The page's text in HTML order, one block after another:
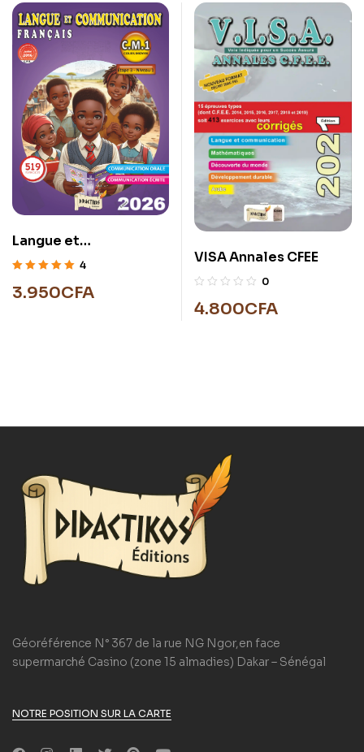
Langue et
communication C.M.1
5
4
3.950CFA
VISA Annales CFEE
0
4.800CFA
Géoréférence N° 367 de la rue NG Ngor,en face
supermarché Casino (zone 15 almadies) Dakar – Sénégal
NOTRE POSITION SUR LA CARTE